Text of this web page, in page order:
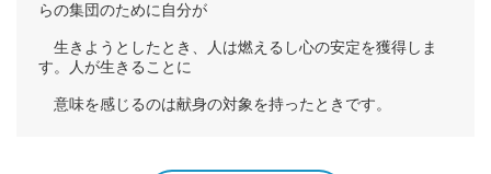
らの集団のために自分が
生きようとしたとき、人は燃えるし心の安定を獲得しま
す。人が生きることに
意味を感じるのは献身の対象を持ったときです。